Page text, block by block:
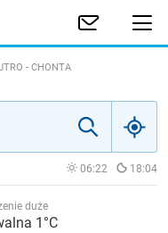
- CHONTA
06:22 18:04
duże
1°C